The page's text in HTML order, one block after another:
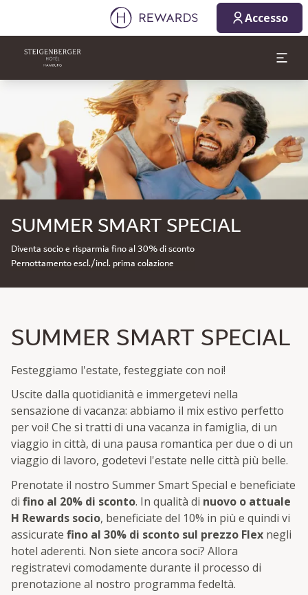
Accesso
SUMMER SMART SPECIAL
Diventa socio e risparmia fino al 30% di sconto
Pernottamento escl./incl. prima colazione
SUMMER SMART SPECIAL
Festeggiamo l'estate, festeggiate con noi!
Uscite dalla quotidianità e immergetevi nella
sensazione di vacanza: abbiamo il mix estivo perfetto
per voi! Che si tratti di una vacanza in famiglia, di un
viaggio in città, di una pausa romantica per due o di un
viaggio di lavoro, godetevi l'estate nelle città più belle.
Prenotate il nostro Summer Smart Special e beneficiate
di fino al 20% di sconto. In qualità di nuovo o attuale
H Rewards socio, beneficiate del 10% in più e quindi vi
assicurate fino al 30% di sconto sul prezzo Flex negli
hotel aderenti. Non siete ancora soci? Allora
registratevi comodamente durante il processo di
prenotazione al nostro programma fedeltà.